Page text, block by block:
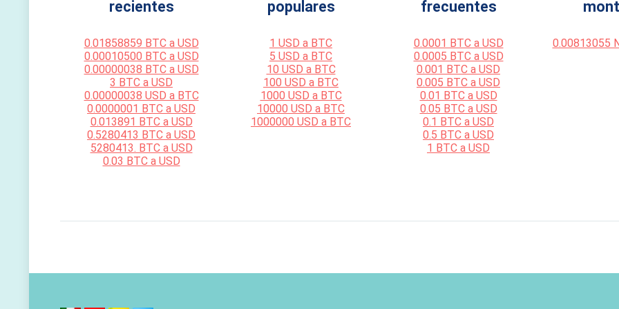
recientes
0.01858859 BTC a USD
0.00010500 BTC a USD
0.00000038 BTC a USD
3 BTC a USD
0.00000038 USD a BTC
0.0000001 BTC a USD
0.013891 BTC a USD
0.5280413 BTC a USD
5280413. BTC a USD
0.03 BTC a USD
populares
1 USD a BTC
5 USD a BTC
10 USD a BTC
100 USD a BTC
1000 USD a BTC
10000 USD a BTC
1000000 USD a BTC
frecuentes
0.0001 BTC a USD
0.0005 BTC a USD
0.001 BTC a USD
0.005 BTC a USD
0.01 BTC a USD
0.05 BTC a USD
0.1 BTC a USD
0.5 BTC a USD
1 BTC a USD
0.00813055